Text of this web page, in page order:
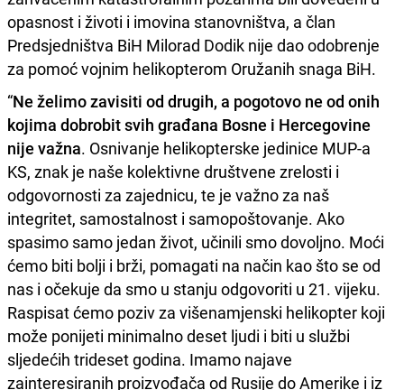
opasnost i životi i imovina stanovništva, a član
Predsjedništva BiH Milorad Dodik nije dao odobrenje
za pomoć vojnim helikopterom Oružanih snaga BiH.
“Ne želimo zavisiti od drugih, a pogotovo ne od onih
kojima dobrobit svih građana Bosne i Hercegovine
nije važna. Osnivanje helikopterske jedinice MUP-a
KS, znak je naše kolektivne društvene zrelosti i
odgovornosti za zajednicu, te je važno za naš
integritet, samostalnost i samopoštovanje. Ako
spasimo samo jedan život, učinili smo dovoljno. Moći
ćemo biti bolji i brži, pomagati na način kao što se od
nas i očekuje da smo u stanju odgovoriti u 21. vijeku.
Raspisat ćemo poziv za višenamjenski helikopter koji
može ponijeti minimalno deset ljudi i biti u službi
sljedećih trideset godina. Imamo najave
zainteresiranih proizvođača od Rusije do Amerike i iz